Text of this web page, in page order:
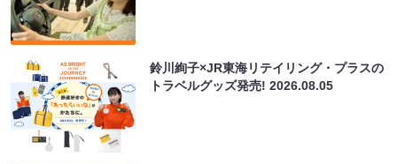
鈴川絢子×JR東海リテイリング・プラスの
トラベルグッズ発売!2026.08.05